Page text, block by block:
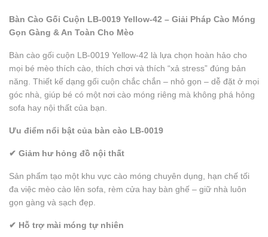
Bàn Cào Gối Cuộn LB-0019 Yellow-42 – Giải Pháp Cào Móng
Gọn Gàng & An Toàn Cho Mèo
Bàn cào gối cuộn LB-0019 Yellow-42 là lựa chọn hoàn hảo cho
mọi bé mèo thích cào, thích chơi và thích “xả stress” đúng bản
năng. Thiết kế dạng gối cuộn chắc chắn – nhỏ gọn – dễ đặt ở mọi
góc nhà, giúp bé có một nơi cào móng riêng mà không phá hỏng
sofa hay nội thất của bạn.
Ưu điểm nổi bật của bàn cào LB-0019
✔ Giảm hư hỏng đồ nội thất
Sản phẩm tạo một khu vực cào móng chuyên dụng, hạn chế tối
đa việc mèo cào lên sofa, rèm cửa hay bàn ghế – giữ nhà luôn
gọn gàng và sạch đẹp.
✔ Hỗ trợ mài móng tự nhiên